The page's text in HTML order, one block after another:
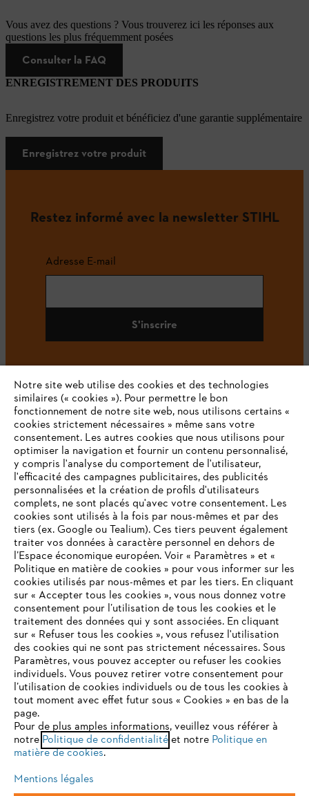
Vous avez des questions ? Vous trouverez ici les réponses aux
questions les plus fréquemment posées
Consulter la FAQ
ENREGISTREMENT DES PRODUITS
Enregistrez votre produit et bénéficiez d'une garantie supplémentaire
Enregistrez votre produit
Restez informé avec la newsletter STIHL
Adresse E-mail
S'inscrire
#STIHL
L'Entreprise
STIHL FAQ
Contact
Politique de protection des données
Mentions légales Utilisation des cookies
VOTRE NAVIGATEUR INTERNET
N'EST PLUS PRIS EN CHARGE
Vous utilisez un navigateur Internet que nous ne prenons plus
en charge, et certaines fonctionnalités de notre site ne
peuvent fonctionner correctement. Pour une utilisation
optimale de notre site, nous vous recommandons de passer à
l'un des navigateurs suivants :
Notre site web utilise des cookies et des technologies
similaires (« cookies »). Pour permettre le bon
fonctionnement de notre site web, nous utilisons certains «
cookies strictement nécessaires » même sans votre
consentement. Les autres cookies que nous utilisons pour
optimiser la navigation et fournir un contenu personnalisé,
y compris l'analyse du comportement de l'utilisateur,
l'efficacité des campagnes publicitaires, des publicités
personnalisées et la création de profils d'utilisateurs
complets, ne sont placés qu'avec votre consentement. Les
cookies sont utilisés à la fois par nous-mêmes et par des
tiers (ex. Google ou Tealium). Ces tiers peuvent également
traiter vos données à caractère personnel en dehors de
l’Espace économique européen. Voir « Paramètres » et «
Politique en matière de cookies » pour vous informer sur les
cookies utilisés par nous-mêmes et par les tiers. En cliquant
sur « Accepter tous les cookies », vous nous donnez votre
consentement pour l’utilisation de tous les cookies et le
traitement des données qui y sont associées. En cliquant
sur « Refuser tous les cookies », vous refusez l'utilisation
des cookies qui ne sont pas strictement nécessaires. Sous
Paramètres, vous pouvez accepter ou refuser les cookies
individuels. Vous pouvez retirer votre consentement pour
l’utilisation de cookies individuels ou de tous les cookies à
tout moment avec effet futur sous « Cookies » en bas de la
page.
Pour de plus amples informations, veuillez vous référer à
notre Politique de confidentialitéet notre Politique en
matière de cookies.
Mentions légales